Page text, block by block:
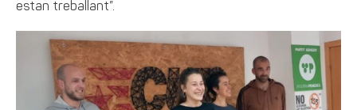
estan treballant”.